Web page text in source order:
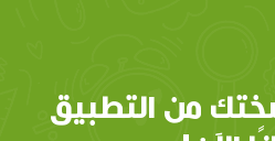
من التطبيق